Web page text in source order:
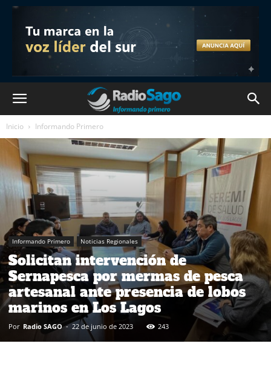
Inicio Informando Primero
Informando Primero Noticias Regionales
Solicitan intervención de
Sernapesca por mermas de pesca
artesanal ante presencia de lobos
marinos en Los Lagos
Por Radio SAGO - 22 de junio de 2023 243